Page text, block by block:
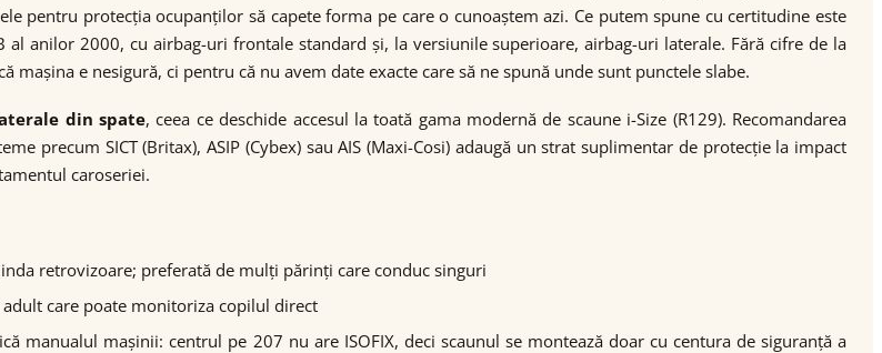
pentru protecția ocupanților să capete forma pe care o cunoaștem azi. Ce putem spune cu certitudine este
anilor 2000, cu airbag-uri frontale standard și, la versiunile superioare, airbag-uri laterale. Fără cifre de la
e nesigură, ci pentru că nu avem date exacte care să ne spună unde sunt punctele slabe.
din spate, ceea ce deschide accesul la toată gama modernă de scaune i-Size (R129). Recomandarea
precum SICT (Britax), ASIP (Cybex) sau AIS (Maxi-Cosi) adaugă un strat suplimentar de protecție la impact
caroseriei.
retrovizoare; preferată de mulți părinți care conduc singuri
care poate monitoriza copilul direct
manualul mașinii: centrul pe 207 nu are ISOFIX, deci scaunul se montează doar cu centura de siguranță a